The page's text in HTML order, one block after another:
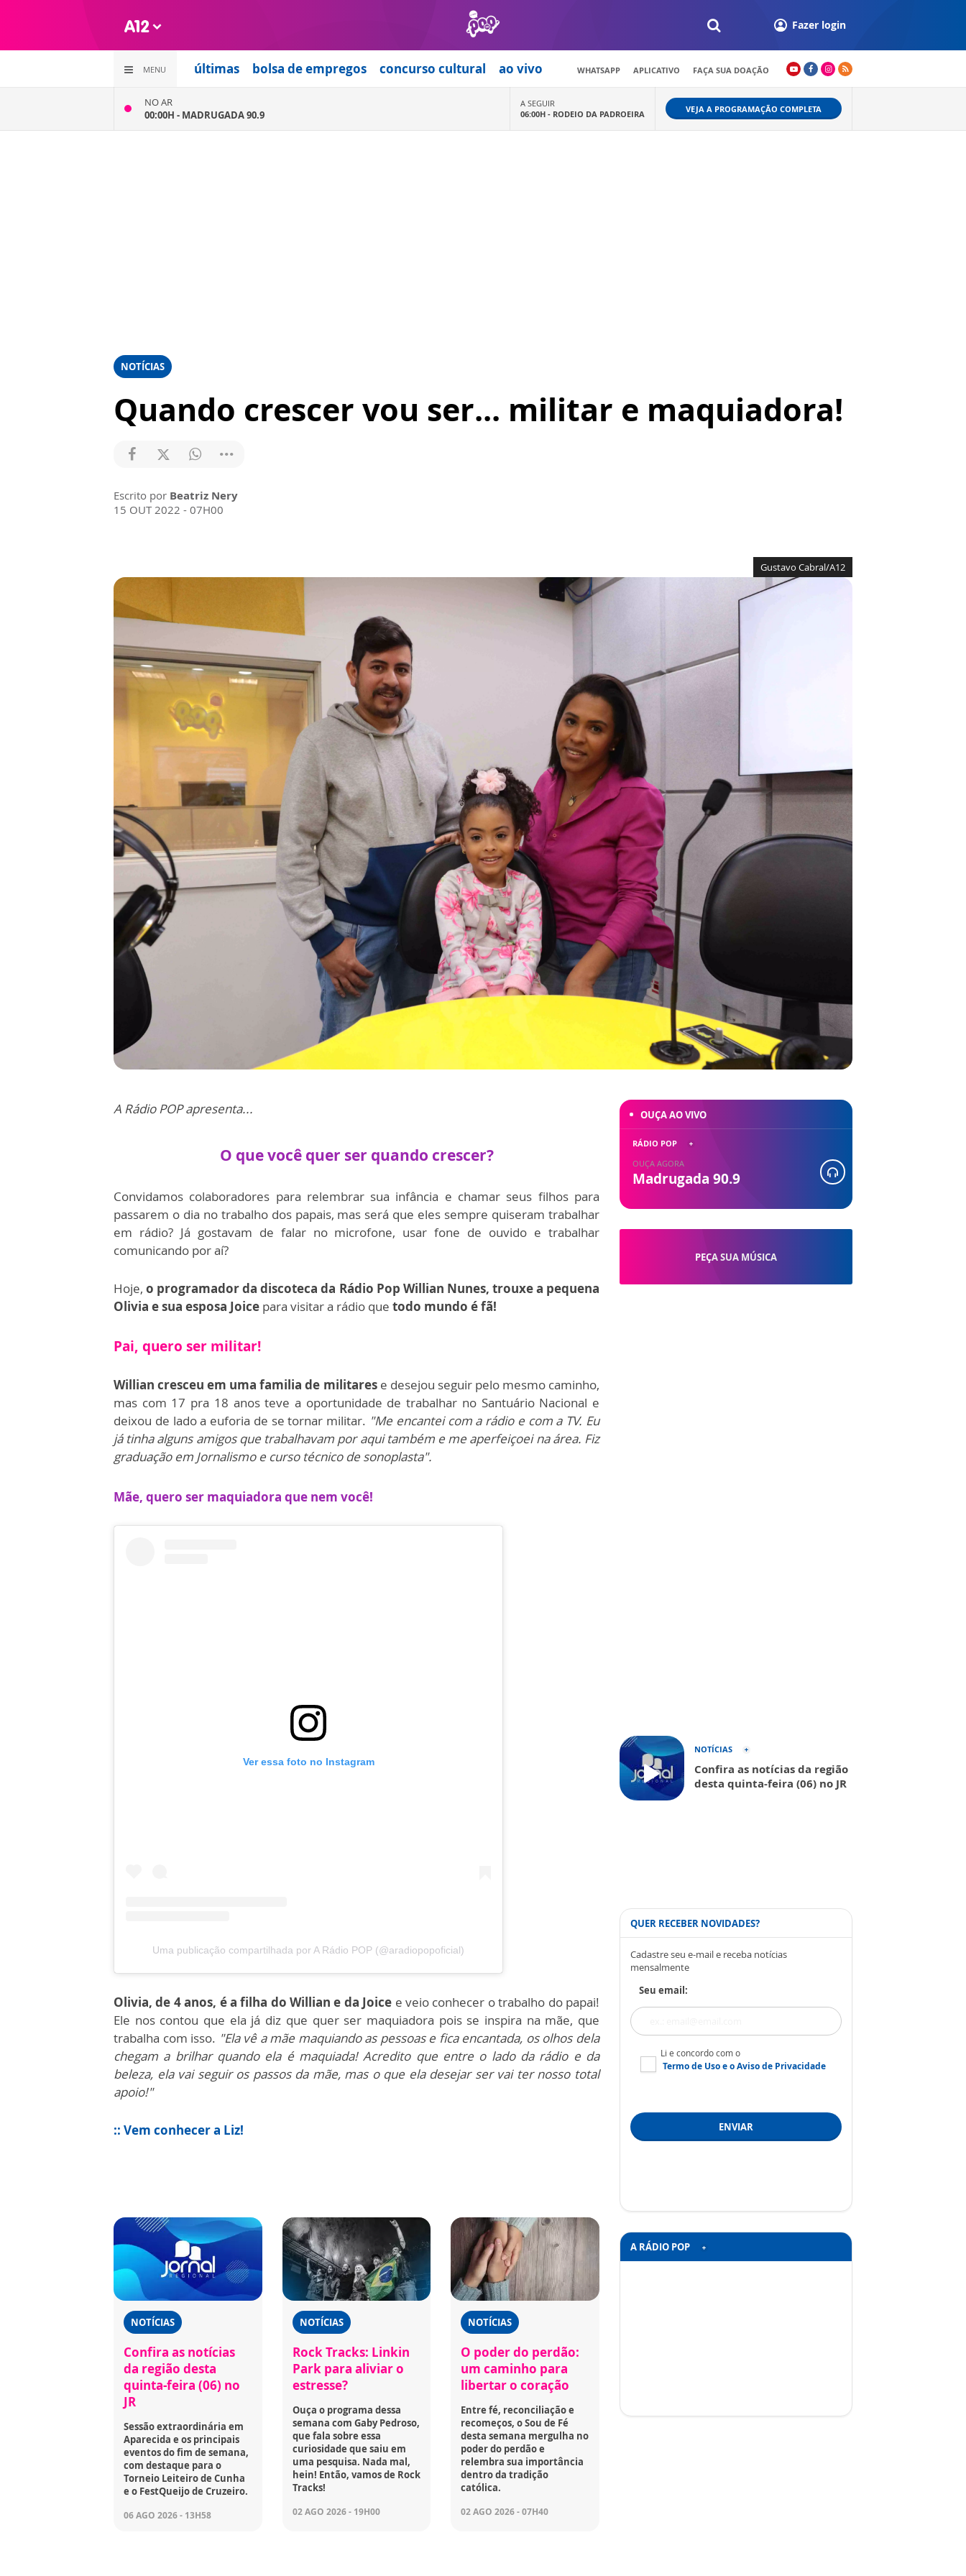
Fazer login
MENU últimas bolsa de empregos concurso cultural ao vivo WHATSAPP APLICATIVO FAÇA SUA DOAÇÃO
NO AR
00:00H - MADRUGADA 90.9
A SEGUIR
06:00H - RODEIO DA PADROEIRA VEJA A PROGRAMAÇÃO COMPLETA
NOTÍCIAS
Quando crescer vou ser... militar e maquiadora!
Escrito por Beatriz Nery
15 OUT 2022 - 07H00
Gustavo Cabral/A12
A Rádio POP apresenta...
O que você quer ser quando crescer?
Convidamos colaboradores para relembrar sua infância e chamar seus filhos para
passarem o dia no trabalho dos papais, mas será que eles sempre quiseram trabalhar
em rádio? Já gostavam de falar no microfone, usar fone de ouvido e trabalhar
comunicando por aí?
Hoje,o programador da discoteca da Rádio Pop Willian Nunes, trouxe a pequena
Olivia e sua esposa Joice para visitar a rádio que todo mundo é fã!
Pai, quero ser militar!
Willian cresceu em uma familia de militarese desejou seguir pelo mesmo caminho,
mas com 17 pra 18 anos teve a oportunidade de trabalhar no Santuário Nacional e
deixou de lado a euforia de se tornar militar. "Me encantei com a rádio e com a TV. Eu
já tinha alguns amigos que trabalhavam por aqui também e me aperfeiçoei na área. Fiz
graduação em Jornalismo e curso técnico de sonoplasta".
Mãe, quero ser maquiadora que nem você!
Ver essa foto no Instagram
Uma publicação compartilhada por A Rádio POP (@aradiopopoficial)
Olivia, de 4 anos, é a filha do Willian e da Joice e veio conhecer o trabalho do papai!
Ele nos contou que ela já diz que quer ser maquiadora pois se inspira na mãe, que
trabalha com isso. "Ela vê a mãe maquiando as pessoas e fica encantada, os olhos dela
chegam a brilhar quando ela é maquiada! Acredito que entre o lado da rádio e da
beleza, ela vai seguir os passos da mãe, mas o que ela desejar ser vai ter nosso total
apoio!"
:: Vem conhecer a Liz!
NOTÍCIAS
Confira as notícias
da região desta
quinta-feira (06) no
JR
Sessão extraordinária em
Aparecida e os principais
eventos do fim de semana,
com destaque para o
Torneio Leiteiro de Cunha
e o FestQueijo de Cruzeiro.
06 AGO 2026 - 13H58
NOTÍCIAS
Rock Tracks: Linkin
Park para aliviar o
estresse?
Ouça o programa dessa
semana com Gaby Pedroso,
que fala sobre essa
curiosidade que saiu em
uma pesquisa. Nada mal,
hein! Então, vamos de Rock
Tracks!
02 AGO 2026 - 19H00
NOTÍCIAS
O poder do perdão:
um caminho para
libertar o coração
Entre fé, reconciliação e
recomeços, o Sou de Fé
desta semana mergulha no
poder do perdão e
relembra sua importância
dentro da tradição
católica.
02 AGO 2026 - 07H40
PEÇA SUA MÚSICA
OUÇA AO VIVO
RÁDIO POP
OUÇA AGORA
Madrugada 90.9
NOTÍCIAS
Confira as notícias da região
desta quinta-feira (06) no JR
QUER RECEBER NOVIDADES?
Cadastre seu e-mail e receba notícias
mensalmente
Seu email:
Li e concordo com o
Termo de Usoe oAviso de Privacidade
ENVIAR
A RÁDIO POP